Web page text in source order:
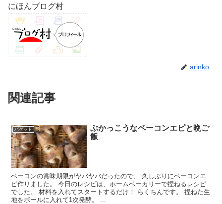
にほんブログ村
arinko
関連記事
バゲット
ぶかっこうなベーコンエピと晩ご
飯
ベーコンの賞味期限がヤバヤバだったので、 久しぶりにベーコンエ
ピ作りました。 今日のレシピは、ホームベーカリーで捏ねるレシピ
でした。 材料を入れてスタートするだけ！ らくちんです。 捏ねた生
地をボールに入れて1次発酵。 ...